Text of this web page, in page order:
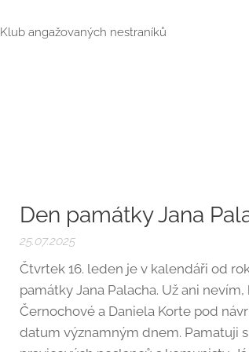
Klub angažovaných nestraníků
Den památky Jana
25.07.2025
Čtvrtek 16. leden je v kalendáři od
památky Jana Palacha. Už ani
Černochové a Daniela Korte pod
datum významným dnem. Pamatuji